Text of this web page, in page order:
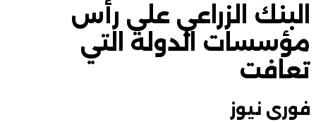
البنك الزراعي على رأس
مؤسسات الدولة التي
تعافت
فوري نيوز